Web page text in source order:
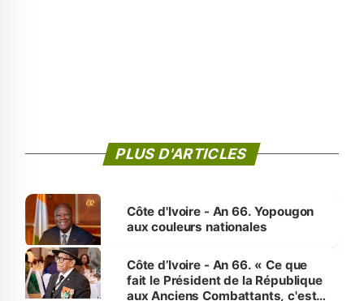
PLUS D'ARTICLES
Côte d'Ivoire - An 66. Yopougon
aux couleurs nationales
Côte d’Ivoire - An 66. « Ce que
fait le Président de la République
aux Anciens Combattants, c'est